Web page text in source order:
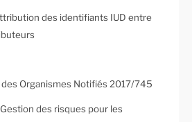
des identifiants IUD entre
Organismes Notifiés 2017/745
des risques pour les